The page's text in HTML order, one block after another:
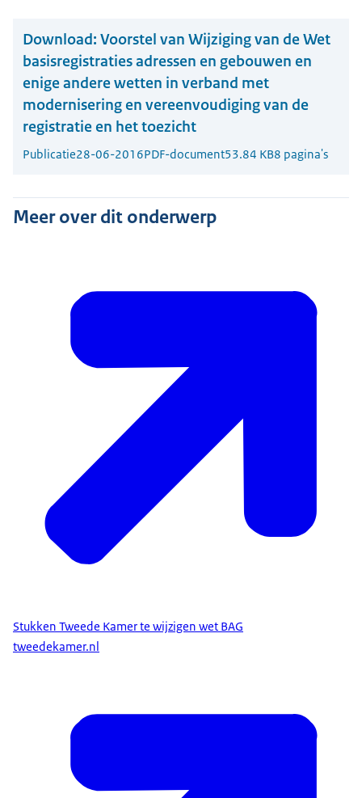
Download: Voorstel van Wijziging van de Wet
basisregistraties adressen en gebouwen en
enige andere wetten in verband met
modernisering en vereenvoudiging van de
registratie en het toezicht
Publicatie28-06-2016PDF-document53.84 KB8 pagina's
Meer over dit onderwerp
Stukken Tweede Kamer te wijzigen wet BAG
tweedekamer.nl